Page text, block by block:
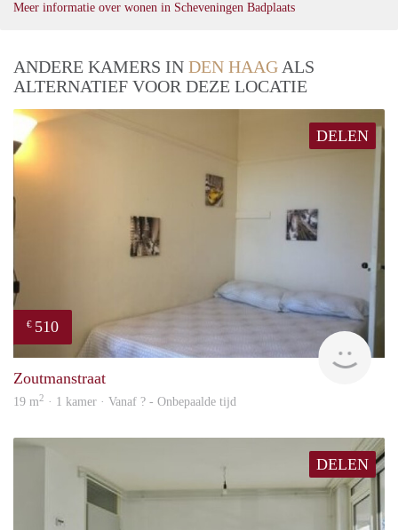
Meer informatie over wonen in Scheveningen Badplaats
ANDERE KAMERS IN DEN HAAG ALS
ALTERNATIEF VOOR DEZE LOCATIE
DELEN
€ 510
Zoutmanstraat
19 m2 · 1 kamer · Vanaf ? - Onbepaalde tijd
DELEN